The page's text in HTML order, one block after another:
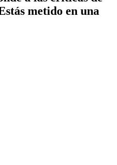
metido en una